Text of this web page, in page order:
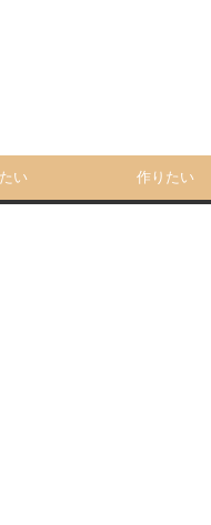
い 作りたい